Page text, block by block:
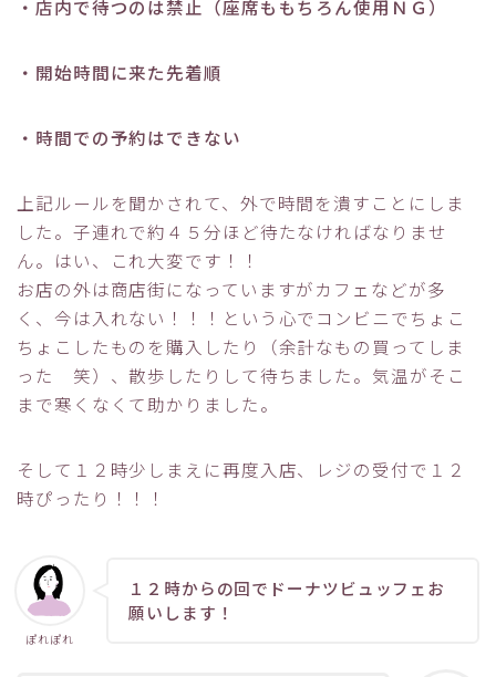
・店内で待つのは禁止（座席ももちろん使用ＮＧ）
・開始時間に来た先着順
・時間での予約はできない
上記ルールを聞かされて、外で時間を潰すことにしま
した。子連れで約４５分ほど待たなければなりませ
ん。はい、これ大変です！！
お店の外は商店街になっていますがカフェなどが多
く、今は入れない！！！という心でコンビニでちょこ
ちょこしたものを購入したり（余計なもの買ってしま
った 笑）、散歩したりして待ちました。気温がそこ
まで寒くなくて助かりました。
そして１２時少しまえに再度入店、レジの受付で１２
時ぴったり！！！
ぽれぽれ
１２時からの回でドーナツビュッフェお
願いします！